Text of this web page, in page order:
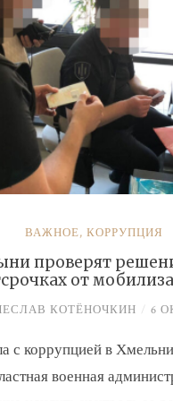
ВАЖНОЕ, КОРРУПЦИЯ
проверят
от
КОТЁНОЧКИН / 6
с коррупцией в
военная